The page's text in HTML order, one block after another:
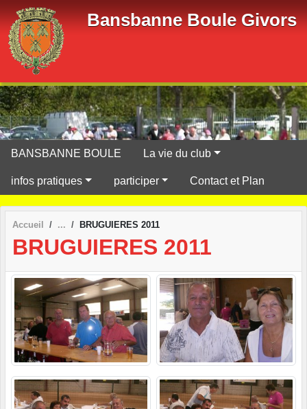
Bansbanne Boule Givors
BANSBANNE BOULE La vie du club
infos pratiques participer Contact et Plan
Accueil BRUGUIERES 2011
BRUGUIERES 2011
Panneau de gestion des cookies